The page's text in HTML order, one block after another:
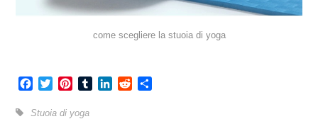
come scegliere la stuoia di yoga
Facebook
TwitterPinterestTumblrLinkedInReddit
Stuoia di yoga